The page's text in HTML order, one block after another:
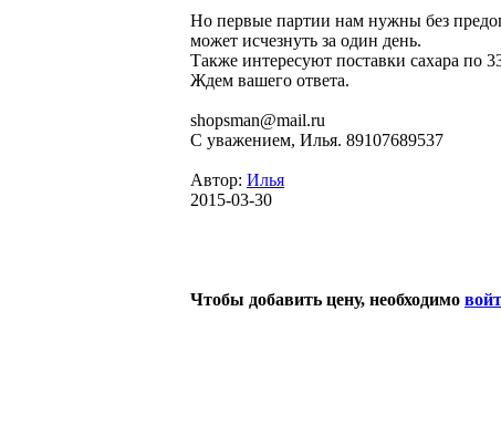
Но первые партии нам нужны без
может исчезнуть за один день.
Также интересуют поставки сахара по
Ждем вашего ответа.
shopsman@mail.ru
С уважением, Илья. 89107689537
Автор: Илья
2015-03-30
Чтобы добавить цену, необходимо